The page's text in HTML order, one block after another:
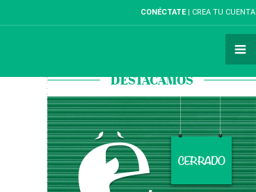
CONÉCTATE CREA TU CUENTA
DESTACAMOS